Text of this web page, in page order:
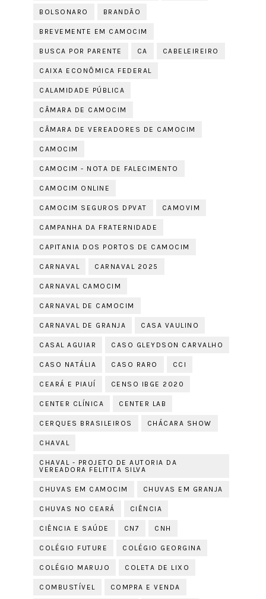
BOLSONARO BRANDÃO
BREVEMENTE EM CAMOCIM
BUSCA POR PARENTE CA CABELEIREIRO
CAIXA ECONÔMICA FEDERAL
CALAMIDADE PÚBLICA
CÂMARA DE CAMOCIM
CÂMARA DE VEREADORES DE CAMOCIM
CAMOCIM
CAMOCIM - NOTA DE FALECIMENTO
CAMOCIM ONLINE
CAMOCIM SEGUROS DPVAT CAMOVIM
CAMPANHA DA FRATERNIDADE
CAPITANIA DOS PORTOS DE CAMOCIM
CARNAVAL CARNAVAL 2025
CARNAVAL CAMOCIM
CARNAVAL DE CAMOCIM
CARNAVAL DE GRANJA CASA VAULINO
CASAL AGUIAR CASO GLEYDSON CARVALHO
CASO NATÁLIA CASO RARO CCI
CEARÁ E PIAUÍ CENSO IBGE 2020
CENTER CLÍNICA CENTER LAB
CERQUES BRASILEIROS CHÁCARA SHOW
CHAVAL
CHAVAL - PROJETO DE AUTORIA DA
VEREADORA FELITITA SILVA
CHUVAS EM CAMOCIM CHUVAS EM GRANJA
CHUVAS NO CEARÁ CIÊNCIA
CIÊNCIA E SAÚDE CN7 CNH
COLÉGIO FUTURE COLÉGIO GEORGINA
COLÉGIO MARUJO COLETA DE LIXO
COMBUSTÍVEL COMPRA E VENDA